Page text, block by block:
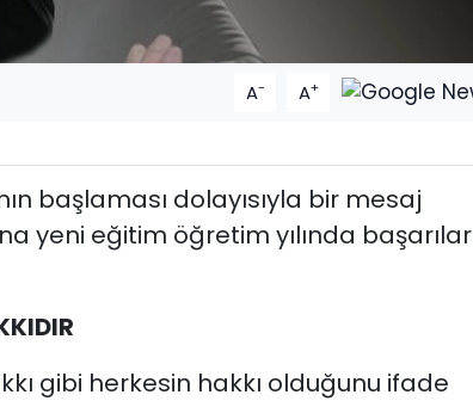
A- A+
başlaması dolayısıyla bir mesaj
yeni eğitim öğretim yılında başarılar
gibi herkesin hakkı olduğunu ifade